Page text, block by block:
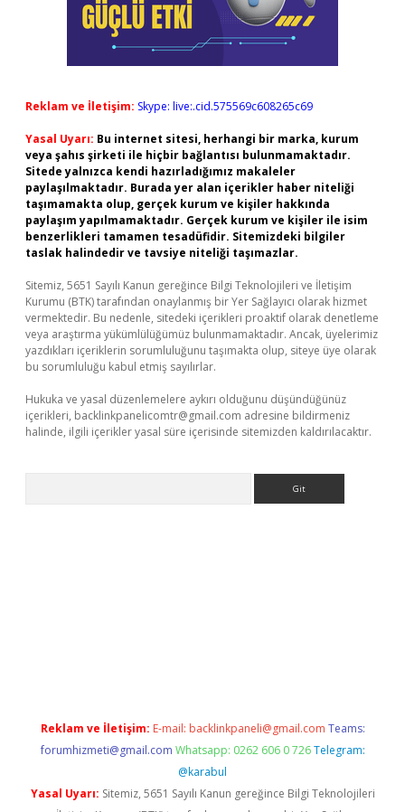
Reklam ve İletişim: Skype: live:.cid.575569c608265c69
Yasal Uyarı: Bu internet sitesi, herhangi bir marka, kurum
veya şahıs şirketi ile hiçbir bağlantısı bulunmamaktadır.
Sitede yalnızca kendi hazırladığımız makaleler
paylaşılmaktadır. Burada yer alan içerikler haber niteliği
taşımamakta olup, gerçek kurum ve kişiler hakkında
paylaşım yapılmamaktadır. Gerçek kurum ve kişiler ile isim
benzerlikleri tamamen tesadüfidir. Sitemizdeki bilgiler
taslak halindedir ve tavsiye niteliği taşımazlar.
Sitemiz, 5651 Sayılı Kanun gereğince Bilgi Teknolojileri ve İletişim
Kurumu (BTK) tarafından onaylanmış bir Yer Sağlayıcı olarak hizmet
vermektedir. Bu nedenle, sitedeki içerikleri proaktif olarak denetleme
veya araştırma yükümlülüğümüz bulunmamaktadır. Ancak, üyelerimiz
yazdıkları içeriklerin sorumluluğunu taşımakta olup, siteye üye olarak
bu sorumluluğu kabul etmiş sayılırlar.
Hukuka ve yasal düzenlemelere aykırı olduğunu düşündüğünüz
içerikleri, backlinkpanelicomtr@gmail.com adresine bildirmeniz
halinde, ilgili içerikler yasal süre içerisinde sitemizden kaldırılacaktır.
Reklam ve İletişim: E-mail: backlinkpaneli@gmail.com Teams:
forumhizmeti@gmail.com Whatsapp: 0262 606 0 726 Telegram:
@karabul
Yasal Uyarı: Sitemiz, 5651 Sayılı Kanun gereğince Bilgi Teknolojileri